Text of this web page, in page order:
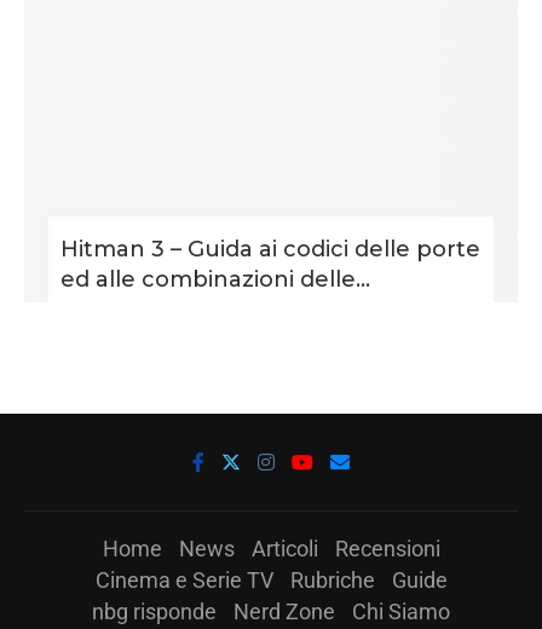
Hitman 3 – Guida ai codici delle porte
ed alle combinazioni delle...
Home News Articoli
Recensioni
Cinema e Serie TV
Rubriche
Guide
nbg risponde
Nerd Zone Chi Siamo